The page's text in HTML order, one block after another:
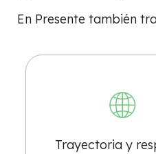
En Presente también
Trayectoria y